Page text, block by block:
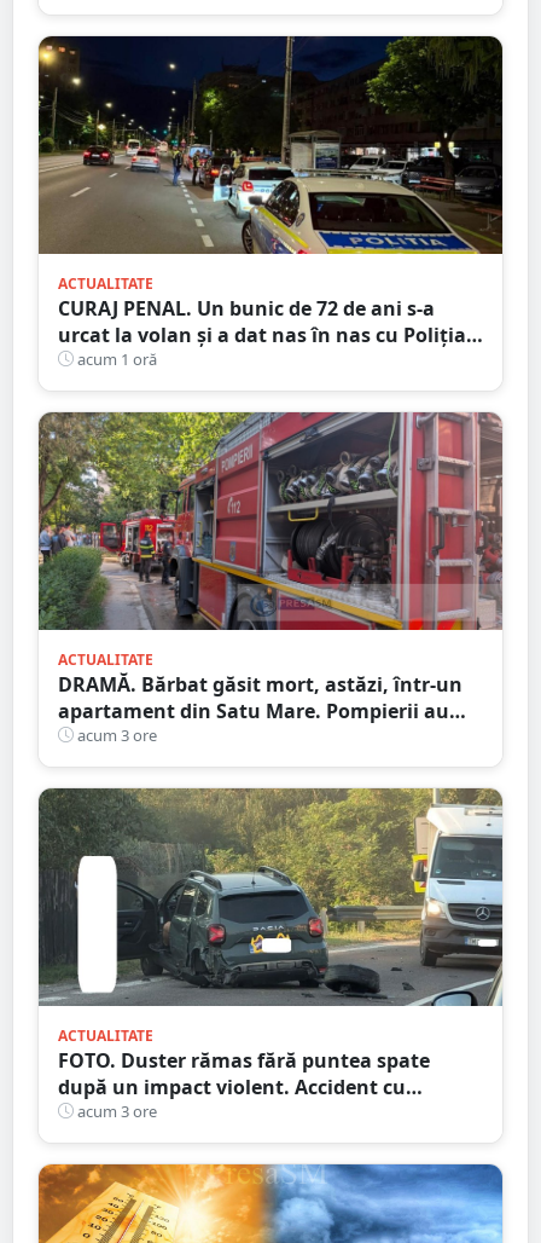
ACTUALITATE
CURAJ PENAL. Un bunic de 72 de ani s-a
urcat la volan și a dat nas în nas cu Poliția
Satu Mare
acum 1 oră
ACTUALITATE
DRAMĂ. Bărbat găsit mort, astăzi, într-un
apartament din Satu Mare. Pompierii au
spart ușa
acum 3 ore
ACTUALITATE
FOTO. Duster rămas fără puntea spate
după un impact violent. Accident cu
implicarea unei mașini din Satu Mare
acum 3 ore